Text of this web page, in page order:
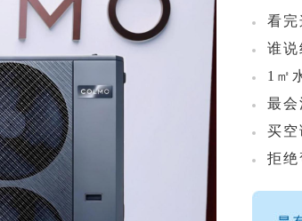
看完
谁说
1㎡
最
买
拒绝